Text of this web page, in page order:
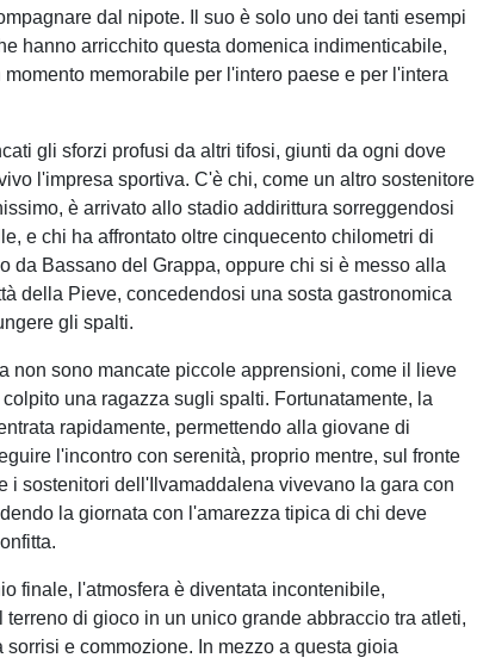
dal nipote. Il suo è solo uno dei tanti esempi
hanno arricchito questa domenica indimenticabile,
memorabile per l'intero paese e per l'intera
gli sforzi profusi da altri tifosi, giunti da ogni dove
l'impresa sportiva. C'è chi, come un altro sostenitore
è arrivato allo stadio addirittura sorreggendosi
e chi ha affrontato oltre cinquecento chilometri di
da Bassano del Grappa, oppure chi si è messo alla
della Pieve, concedendosi una sosta gastronomica
gli spalti.
non sono mancate piccole apprensioni, come il lieve
una ragazza sugli spalti. Fortunatamente, la
rapidamente, permettendo alla giovane di
l'incontro con serenità, proprio mentre, sul fronte
i sostenitori dell'Ilvamaddalena vivevano la gara con
la giornata con l'amarezza tipica di chi deve
finale, l'atmosfera è diventata incontenibile,
terreno di gioco in un unico grande abbraccio tra atleti,
sorrisi e commozione. In mezzo a questa gioia